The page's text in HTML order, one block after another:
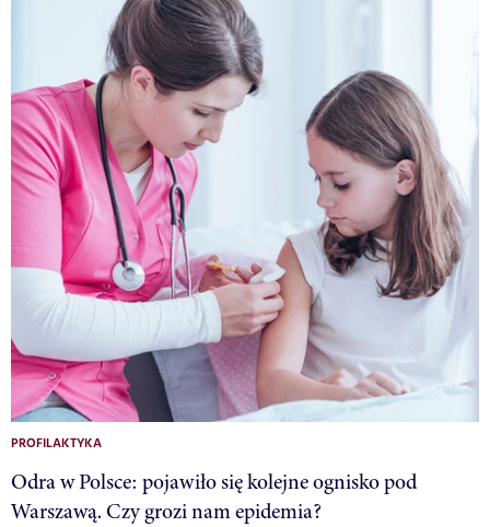
PROFILAKTYKA
Odra w Polsce: pojawiło się kolejne ognisko pod
Warszawą. Czy grozi nam epidemia?